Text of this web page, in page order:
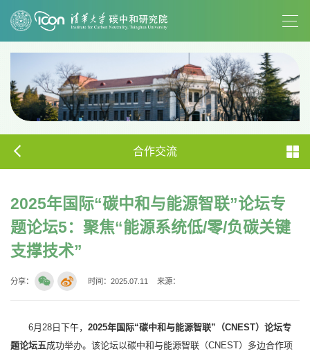
合作交流
2025年国际“碳中和与能源智联”论坛专
题论坛5：聚焦“能源系统低/零/负碳关键
支撑技术”
分享： 时间：2025.07.11 来源：
6月28日下午， 2025年国际“碳中和与能源智联”（CNEST）论坛专
题论坛五成功举办。该论坛以碳中和与能源智联（CNEST）多边合作项